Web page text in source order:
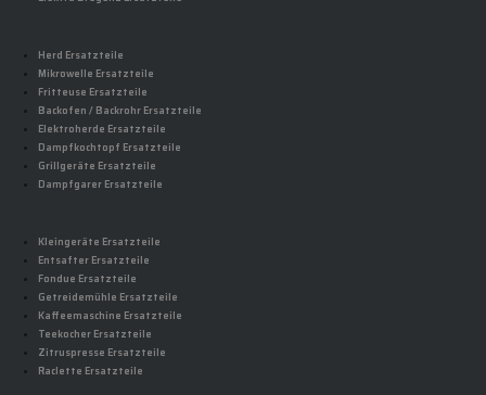
Herd Ersatzteile
Mikrowelle Ersatzteile
Fritteuse Ersatzteile
Backofen / Backrohr Ersatzteile
Elektroherde Ersatzteile
Dampfkochtopf Ersatzteile
Grillgeräte Ersatzteile
Dampfgarer Ersatzteile
Kleingeräte Ersatzteile
Entsafter Ersatzteile
Fondue Ersatzteile
Getreidemühle Ersatzteile
Kaffeemaschine Ersatzteile
Teekocher Ersatzteile
Zitruspresse Ersatzteile
Raclette Ersatzteile